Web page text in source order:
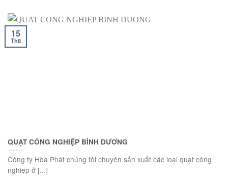
QUẠT CÔNG NGHIỆP BÌNH DƯƠNG
Công ty Hòa Phát chúng tôi chuyên sản xuất các loại quạt công
nghiệp ở [...]
15
Th8